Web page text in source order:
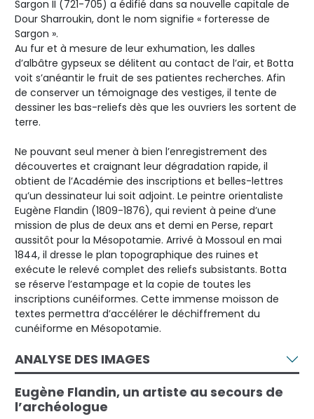
Sargon II (721-705) a édifié dans sa nouvelle capitale de
Dour Sharroukin, dont le nom signifie « forteresse de
Sargon ».
Au fur et à mesure de leur exhumation, les dalles
d’albâtre gypseux se délitent au contact de l’air, et Botta
voit s’anéantir le fruit de ses patientes recherches. Afin
de conserver un témoignage des vestiges, il tente de
dessiner les bas-reliefs dès que les ouvriers les sortent de
terre.
Ne pouvant seul mener à bien l’enregistrement des
découvertes et craignant leur dégradation rapide, il
obtient de l’Académie des inscriptions et belles-lettres
qu’un dessinateur lui soit adjoint. Le peintre orientaliste
Eugène Flandin (1809-1876), qui revient à peine d’une
mission de plus de deux ans et demi en Perse, repart
aussitôt pour la Mésopotamie. Arrivé à Mossoul en mai
1844, il dresse le plan topographique des ruines et
exécute le relevé complet des reliefs subsistants. Botta
se réserve l’estampage et la copie de toutes les
inscriptions cunéiformes. Cette immense moisson de
textes permettra d’accélérer le déchiffrement du
cunéiforme en Mésopotamie.
ANALYSE DES IMAGES
Eugène Flandin, un artiste au secours de
l’archéologue